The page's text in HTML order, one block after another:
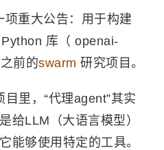
重大公告：用于构建
库（ openai-
前的swarm 研究项目。
里，“代理agent”其实
给LLM（大语言模型）
能够使用特定的工具。